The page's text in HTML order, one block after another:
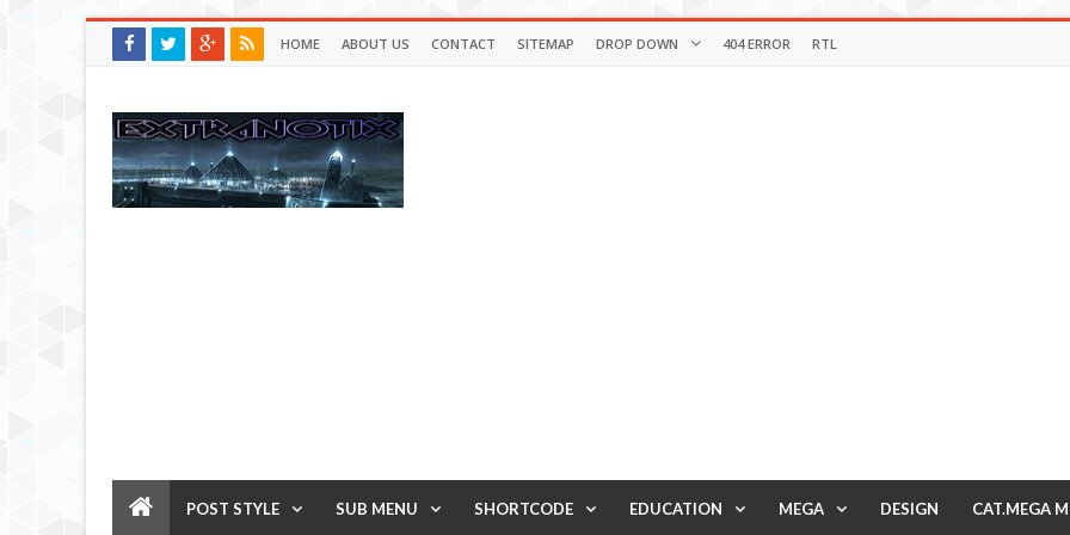
HOME ABOUT US CONTACT SITEMAP DROP DOWN 404 ERROR RTL
POST STYLE SUB MENU SHORTCODE EDUCATION MEGA DESIGN CAT.MEGA